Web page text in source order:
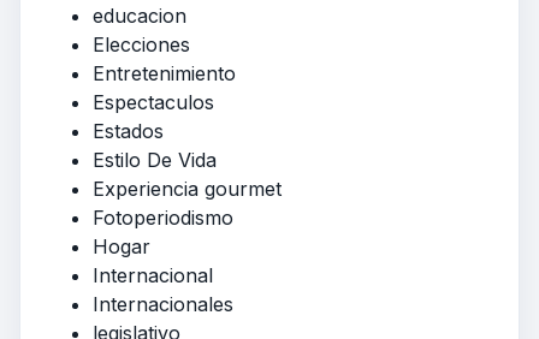
educacion
Elecciones
Entretenimiento
Espectaculos
Estados
Estilo De Vida
Experiencia gourmet
Fotoperiodismo
Hogar
Internacional
Internacionales
legislativo